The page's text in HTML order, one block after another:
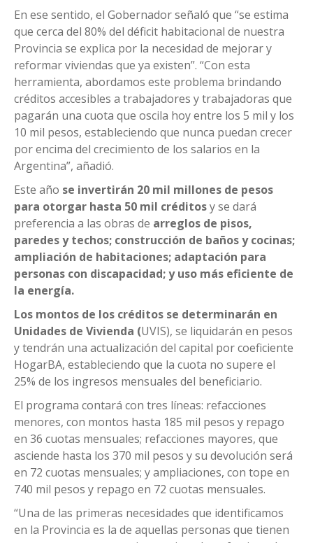
En ese sentido, el Gobernador señaló que “se estima
que cerca del 80% del déficit habitacional de nuestra
Provincia se explica por la necesidad de mejorar y
reformar viviendas que ya existen”. “Con esta
herramienta, abordamos este problema brindando
créditos accesibles a trabajadores y trabajadoras que
pagarán una cuota que oscila hoy entre los 5 mil y los
10 mil pesos, estableciendo que nunca puedan crecer
por encima del crecimiento de los salarios en la
Argentina”, añadió.
Este año se invertirán 20 mil millones de pesos
para otorgar hasta 50 mil créditosy se dará
preferencia a las obras de arreglos de pisos,
paredes y techos; construcción de baños y cocinas;
ampliación de habitaciones; adaptación para
personas con discapacidad; y uso más eficiente de
la energía.
Los montos de los créditos se determinarán en
Unidades de Vivienda (UVIS), se liquidarán en pesos
y tendrán una actualización del capital por coeficiente
HogarBA, estableciendo que la cuota no supere el
25% de los ingresos mensuales del beneficiario.
El programa contará con tres líneas: refacciones
menores, con montos hasta 185 mil pesos y repago
en 36 cuotas mensuales; refacciones mayores, que
asciende hasta los 370 mil pesos y su devolución será
en 72 cuotas mensuales; y ampliaciones, con tope en
740 mil pesos y repago en 72 cuotas mensuales.
“Una de las primeras necesidades que identificamos
en la Provincia es la de aquellas personas que tienen